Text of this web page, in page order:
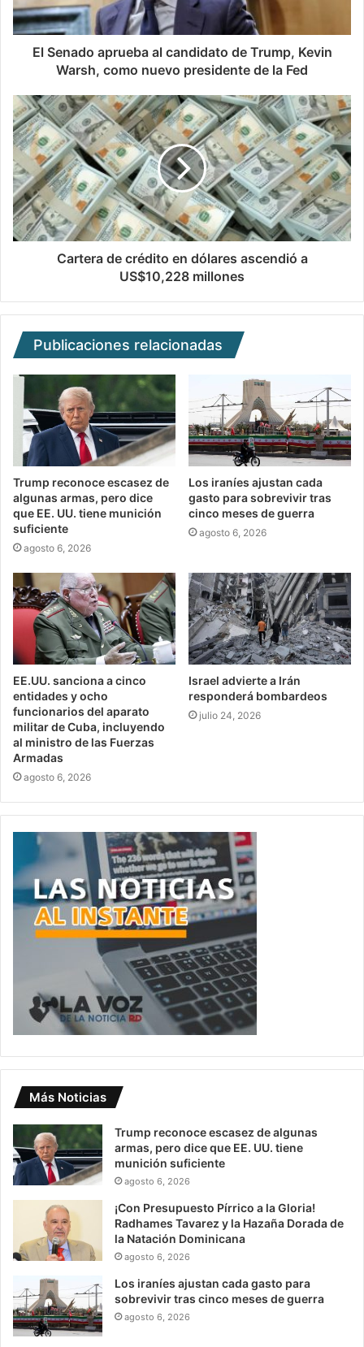
El Senado aprueba al candidato de Trump, Kevin
Warsh, como nuevo presidente de la Fed
Cartera de crédito en dólares ascendió a
US$10,228 millones
Publicaciones relacionadas
Trump reconoce escasez de
algunas armas, pero dice
que EE. UU. tiene munición
suficiente
agosto 6, 2026
Los iraníes ajustan cada
gasto para sobrevivir tras
cinco meses de guerra
agosto 6, 2026
EE.UU. sanciona a cinco
entidades y ocho
funcionarios del aparato
militar de Cuba, incluyendo
al ministro de las Fuerzas
Armadas
agosto 6, 2026
Israel advierte a Irán
responderá bombardeos
julio 24, 2026
Más Noticias
Trump reconoce escasez de algunas
armas, pero dice que EE. UU. tiene
munición suficiente
agosto 6, 2026
¡Con Presupuesto Pírrico a la Gloria!
Radhames Tavarez y la Hazaña Dorada de
la Natación Dominicana
agosto 6, 2026
Los iraníes ajustan cada gasto para
sobrevivir tras cinco meses de guerra
agosto 6, 2026